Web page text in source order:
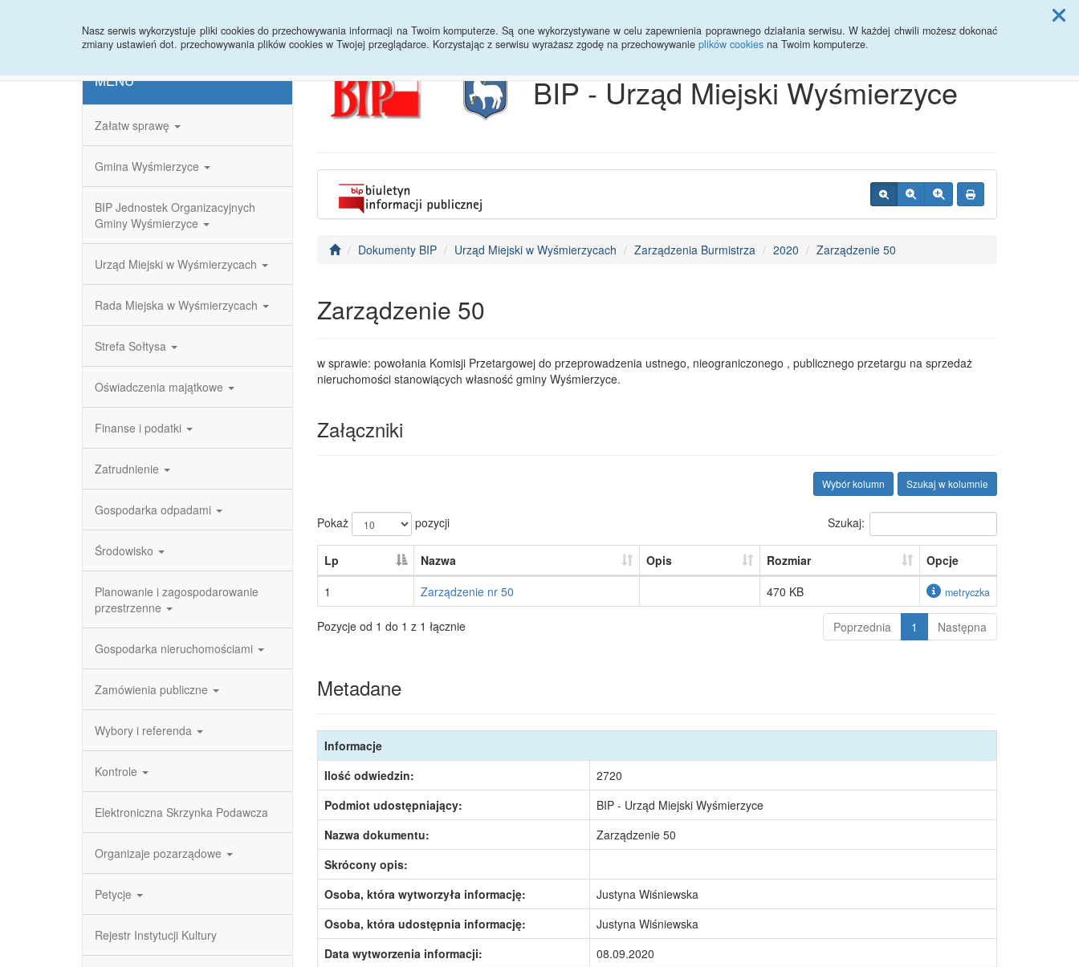
Nasz serwis wykorzystuje pliki cookies do przechowywania informacji na Twoim komputerze. Są one wykorzystywane w celu zapewnienia poprawnego działania serwisu. W każdej chwili możesz dokonać
zmiany ustawień dot. przechowywania plików cookies w Twojej przeglądarce. Korzystając z serwisu wyrażasz zgodę na przechowywanie plików cookies na Twoim komputerze.
Przycisk wyszukaj duży
MENU
Załatw sprawę
Gmina Wyśmierzyce
BIP Jednostek Organizacyjnych
Gminy Wyśmierzyce
Urząd Miejski w Wyśmierzycach
Rada Miejska w Wyśmierzycach
Strefa Sołtysa
Oświadczenia majątkowe
Finanse i podatki
Zatrudnienie
Gospodarka odpadami
Środowisko
Planowanie i zagospodarowanie
przestrzenne
Gospodarka nieruchomościami
Zamówienia publiczne
Wybory i referenda
Kontrole
Elektroniczna Skrzynka Podawcza
Organizaje pozarządowe
Petycje
Rejestr Instytucji Kultury
BIP - Urząd Miejski Wyśmierzyce
Dokumenty BIP Urząd Miejski w Wyśmierzycach Zarządzenia Burmistrza 2020 Zarządzenie 50
Zarządzenie 50
w sprawie: powołania Komisji Przetargowej do przeprowadzenia ustnego, nieograniczonego , publicznego przetargu na sprzedaż
nieruchomości stanowiących własność gminy Wyśmierzyce.
Załączniki
Szukaj w kolumnie
Wybór kolumn
Pokaż pozycji Szukaj:
Lp Nazwa Opis Rozmiar
Opcje
1
Zarządzenie nr 50 470 KB metryczka
Pozycje od 1 do 1 z 1 łącznie Poprzednia 1 Następna
Metadane
Informacje
Ilość odwiedzin:
2720
Podmiot udostępniający:
BIP - Urząd Miejski Wyśmierzyce
Nazwa dokumentu:
Zarządzenie 50
Skrócony opis:
Osoba, która wytworzyła informację:
Justyna Wiśniewska
Osoba, która udostępnia informację:
Justyna Wiśniewska
Data wytworzenia informacji:
08.09.2020